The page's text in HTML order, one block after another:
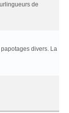
de
divers. La